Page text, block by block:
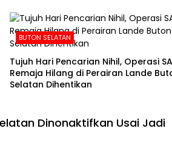
BUTON SELATAN
Tujuh Hari Pencarian Nihil, Operasi
Remaja Hilang di Perairan Lande
Selatan Dihentikan
Dinonaktifkan Usai Jadi